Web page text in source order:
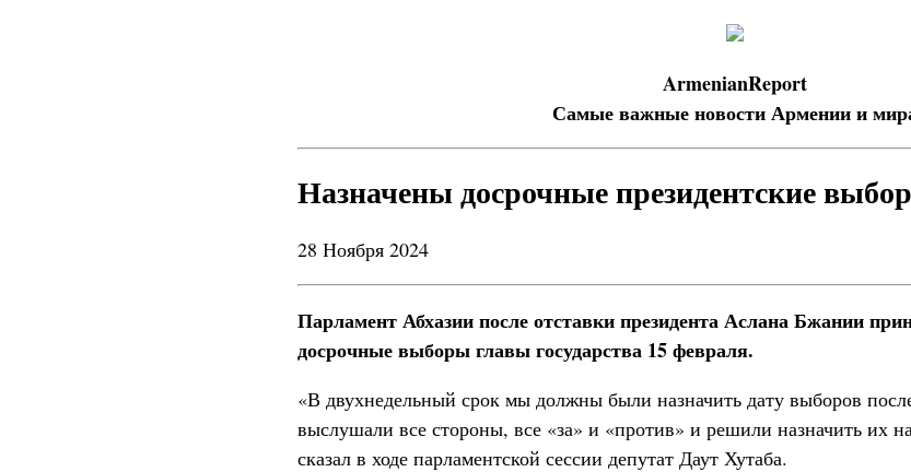
ArmenianReport
Самые важные новости Армении и
Назначены досрочные президентские
28 Ноября 2024
Парламент Абхазии после отставки президента Аслана Бжании
досрочные выборы главы государства 15 февраля.
«В двухнедельный срок мы должны были назначить дату выборов
выслушали все стороны, все «за» и «против» и решили назначить их
сказал в ходе парламентской сессии депутат Даут Хутаба.